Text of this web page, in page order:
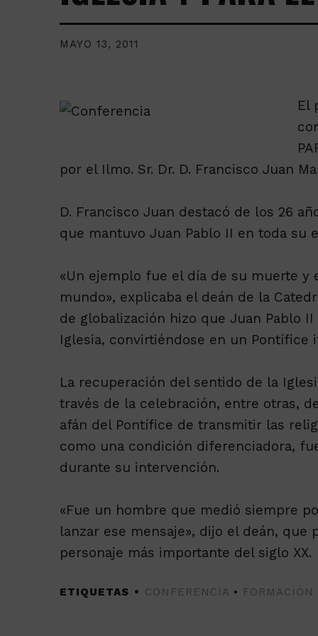
MAYO 13, 2011
El
por el Ilmo. Sr. Dr. D. Francisco Juan
D. Francisco Juan destacó de los 26
que mantuvo Juan Pablo II en toda su
«Un ejemplo fue el día de su muerte
mundo», explicaba el deán de la
de globalización hizo que Juan Pablo
Iglesia, convirtiéndose en un Pontífice
La recuperación del sentido de la
través de la celebración, entre otras,
afán del Pontífice de transmitir las
como una condición diferenciadora,
durante su intervención.
«Fue un hombre que medió siempre
lanzar ese mensaje», dijo el deán, que
personaje más importante del siglo XX.
ETIQUETAS CONFERENCIA • FORMACIÓN